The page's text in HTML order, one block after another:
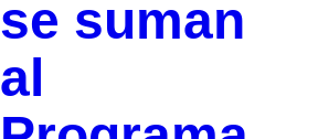
se suman
al